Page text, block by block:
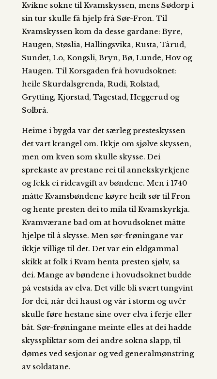
Kvikne sokne til Kvamskyssen, mens Sødorp i
sin tur skulle få hjelp frå Sør-Fron. Til
Kvamskyssen kom da desse gardane: Byre,
Haugen, Støslia, Hallingsvika, Rusta, Tårud,
Sundet, Lo, Kongsli, Bryn, Bø, Lunde, Hov og
Haugen. Til Korsgaden frå hovudsoknet:
heile Skurdalsgrenda, Rudi, Rolstad,
Grytting, Kjorstad, Tagestad, Heggerud og
Solbrå.
Heime i bygda var det særleg presteskyssen
det vart krangel om. Ikkje om sjølve skyssen,
men om kven som skulle skysse. Dei
sprekaste av prestane rei til annekskyrkjene
og fekk ei rideavgift av bøndene. Men i 1740
måtte Kvamsbøndene køyre heilt sør til Fron
og hente presten dei to mila til Kvamskyrkja.
Kvamværane bad om at hovudsoknet måtte
hjelpe til å skysse. Men sør-frøningane var
ikkje villige til det. Det var ein eldgammal
skikk at folk i Kvam henta presten sjølv, sa
dei. Mange av bøndene i hovudsoknet budde
på vestsida av elva. Det ville bli svært tungvint
for dei, når dei haust og vår i storm og uvêr
skulle føre hestane sine over elva i ferje eller
båt. Sør-frøningane meinte elles at dei hadde
skysspliktar som dei andre sokna slapp, til
dømes ved sesjonar og ved generalmønstring
av soldatane.